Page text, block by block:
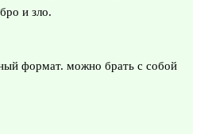
и зло.
формат. можно брать с собой